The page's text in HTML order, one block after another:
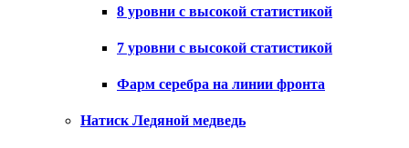
8 уровни с высокой статистикой
7 уровни с высокой статистикой
Фарм серебра на линии фронта
Натиск Ледяной медведь